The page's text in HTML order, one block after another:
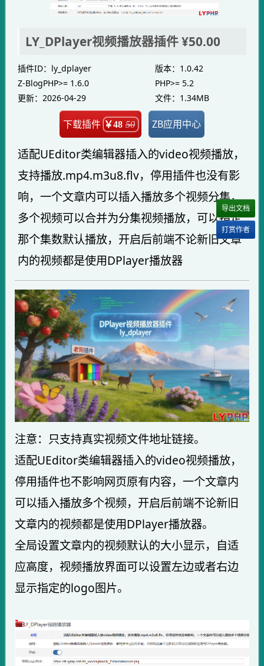
LY_DPlayer视频播放器插件¥50.00
插件ID：ly_dplayer
版本：1.0.42
Z-BlogPHP>= 1.6.0
PHP>= 5.2
更新：2026-04-29
文件：1.34MB
下载插件 ￥48 50 ZB应用中心
适配UEditor类编辑器插入的video视频播放，
支持播放.mp4.m3u8.flv，停用插件也没有影
响，一个文章内可以插入播放多个视频分集，
多个视频可以合并为分集视频播放，可以指定
那个集数默认播放，开启后前端不论新旧文章
内的视频都是使用DPlayer播放器
注意：只支持真实视频文件地址链接。
适配UEditor类编辑器插入的video视频播放，
停用插件也不影响网页原有内容，一个文章内
可以插入播放多个视频，开启后前端不论新旧
文章内的视频都是使用DPlayer播放器。
全局设置文章内的视频默认的大小显示，自适
应高度，视频播放界面可以设置左边或者右边
显示指定的logo图片。
导出文档
打赏作者